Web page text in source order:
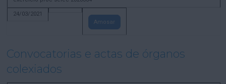
24/03/2021
Amosar
Convocatorias e actas de órganos
colexiados